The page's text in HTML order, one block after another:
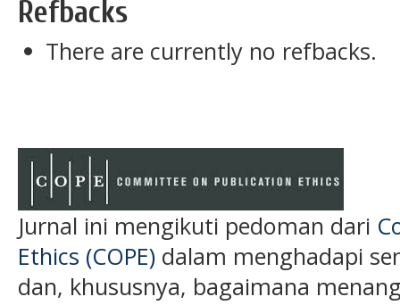
Refbacks
There are currently no refbacks.
Jurnal ini mengikuti pedoman dari
Ethics (COPE) dalam menghadapi
dan, khususnya, bagaimana